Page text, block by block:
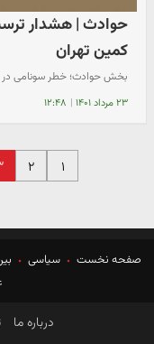
کمین تهران
بخش حوادث؛ خطر سونامی در
۲۳ مرداد ۱۴۰۱ | ۱۲:۴۸
۱ ۲
صفحه نخست سیاسی
درباره ما